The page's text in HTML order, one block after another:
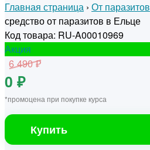
Главная страница › От паразитов
средство от паразитов в Ельце
Код товара: RU-A00010969
Акция
6 490 ₽
0 ₽
*промоцена при покупке курса
Купить